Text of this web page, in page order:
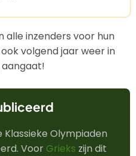
alle inzenders voor hun
volgend jaar weer in
Klassieke Olympiaden
Voor Grieks zijn dit